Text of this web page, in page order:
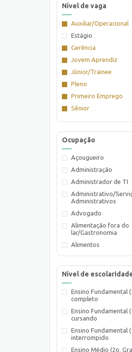
Nível de vaga
Auxiliar/Operacional
Estágio
Gerência
Jovem Aprendiz
Júnior/Trainee
Pleno
Primeiro Emprego
Sênior
Técnico
Ocupação
Açougueiro
Administração
Administrador de TI
Administrativo/
Administrativos
Advogado
Alimentação fora do
lar/Gastronomia
Alimentos
Almoxarife
Assistente de
Atendente Comercial
Auxiliar de Cozinha
Auxiliar de
Nível de
Ensino Fundamental
completo
Ensino Fundamental
cursando
Ensino Fundamental
interrompido
Ensino Médio (2o.